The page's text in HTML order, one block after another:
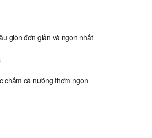
giòn đơn giản và ngon nhất
chấm cá nướng thơm ngon